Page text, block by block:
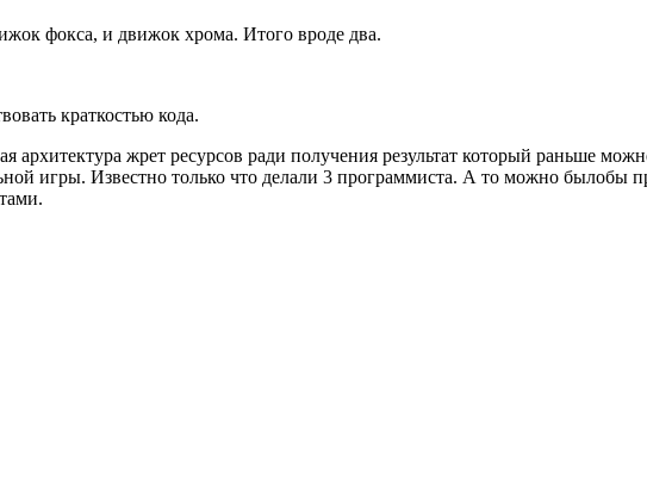
фокса, и движок хрома. Итого вроде два.
краткостью кода.
жрет ресурсов ради получения результат который раньше
игры. Известно только что делали 3 программиста. А то можно былобы